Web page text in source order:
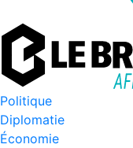
Politique
Diplomatie
Économie